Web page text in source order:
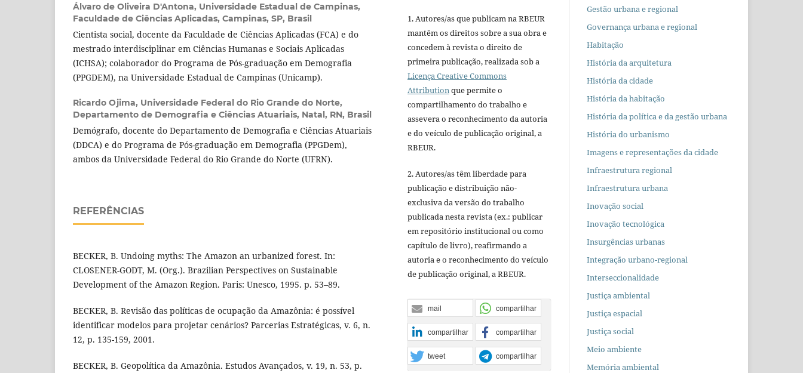
Álvaro de Oliveira D'Antona, Universidade Estadual de Campinas,
Faculdade de Ciências Aplicadas, Campinas, SP, Brasil
Cientista social, docente da Faculdade de Ciências Aplicadas (FCA) e do
mestrado interdisciplinar em Ciências Humanas e Sociais Aplicadas
(ICHSA); colaborador do Programa de Pós-graduação em Demografia
(PPGDEM), na Universidade Estadual de Campinas (Unicamp).
Ricardo Ojima, Universidade Federal do Rio Grande do Norte,
Departamento de Demografia e Ciências Atuariais, Natal, RN, Brasil
Demógrafo, docente do Departamento de Demografia e Ciências Atuariais
(DDCA) e do Programa de Pós-graduação em Demografia (PPGDem),
ambos da Universidade Federal do Rio Grande do Norte (UFRN).
REFERÊNCIAS
BECKER, B. Undoing myths: The Amazon an urbanized forest. In:
CLOSENER-GODT, M. (Org.). Brazilian Perspectives on Sustainable
Development of the Amazon Region. Paris: Unesco, 1995. p. 53–89.
BECKER, B. Revisão das políticas de ocupação da Amazônia: é possível
identificar modelos para projetar cenários? Parcerias Estratégicas, v. 6, n.
12, p. 135-159, 2001.
BECKER, B. Geopolítica da Amazônia. Estudos Avançados, v. 19, n. 53, p.
1. Autores/as que publicam na RBEUR
mantêm os direitos sobre a sua obra e
concedem à revista o direito de
primeira publicação, realizada sob a
Licença Creative Commons
Attributionque permite o
compartilhamento do trabalho e
assevera o reconhecimento da autoria
e do veículo de publicação original, a
RBEUR.
2. Autores/as têm liberdade para
publicação e distribuição não-
exclusiva da versão do trabalho
publicada nesta revista (ex.: publicar
em repositório institucional ou como
capítulo de livro), reafirmando a
autoria e o reconhecimento do veículo
de publicação original, a RBEUR.
mail compartilhar
compartilhar compartilhar
tweet compartilhar
Gestão urbana e regional
Governança urbana e regional
Habitação
História da arquitetura
História da cidade
História da habitação
História da política e da gestão urbana
História do urbanismo
Imagens e representações da cidade
Infraestrutura regional
Infraestrutura urbana
Inovação social
Inovação tecnológica
Insurgências urbanas
Integração urbano-regional
Interseccionalidade
Justiça ambiental
Justiça espacial
Justiça social
Meio ambiente
Memória ambiental